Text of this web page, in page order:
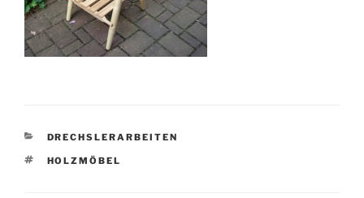
KATEGORIEN
DRECHSLERARBEITEN
SCHLAGWÖRTER
HOLZMÖBEL